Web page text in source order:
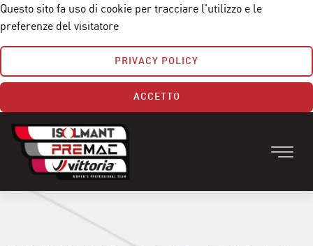
Questo sito fa uso di cookie per tracciare l'utilizzo e le
preferenze del visitatore
PRIVACY POLICY
ACCETTO